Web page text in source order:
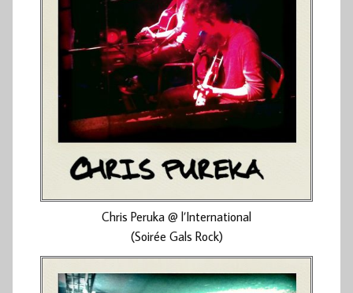
Chris Peruka @ l’International
(Soirée Gals Rock)